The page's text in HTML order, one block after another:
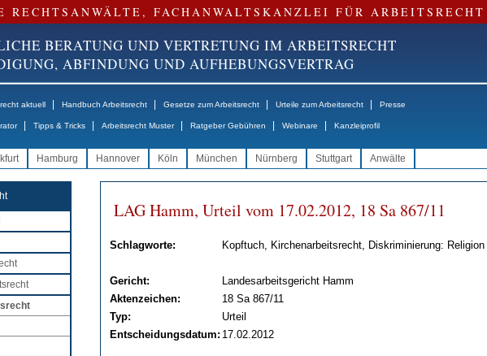
RECHTSANWÄLTE, FACHANWALTSKANZLEI FÜR ARBEITSRECHT
BERATUNG UND VERTRETUNG IM ARBEITSRECHT
ABFINDUNG UND AUFHEBUNGSVERTRAG
aktuell Handbuch Arbeitsrecht Gesetze zum Arbeitsrecht Urteile zum Arbeitsrecht Presse
Tipps & Tricks Arbeitsrecht Muster Ratgeber Gebühren Webinare Kanzleiprofil
Hamburg Hannover Köln München Nürnberg Stuttgart Anwälte
LAG Hamm, Ur­teil vom 17.02.2012, 18 Sa 867/11
Schlagworte: Kopftuch, Kirchenarbeitsrecht, Diskriminierung: Religion
Gericht:
Landesarbeitsgericht Hamm
Aktenzeichen:
18 Sa 867/11
Typ:
Urteil
Entscheidungsdatum: 17.02.2012